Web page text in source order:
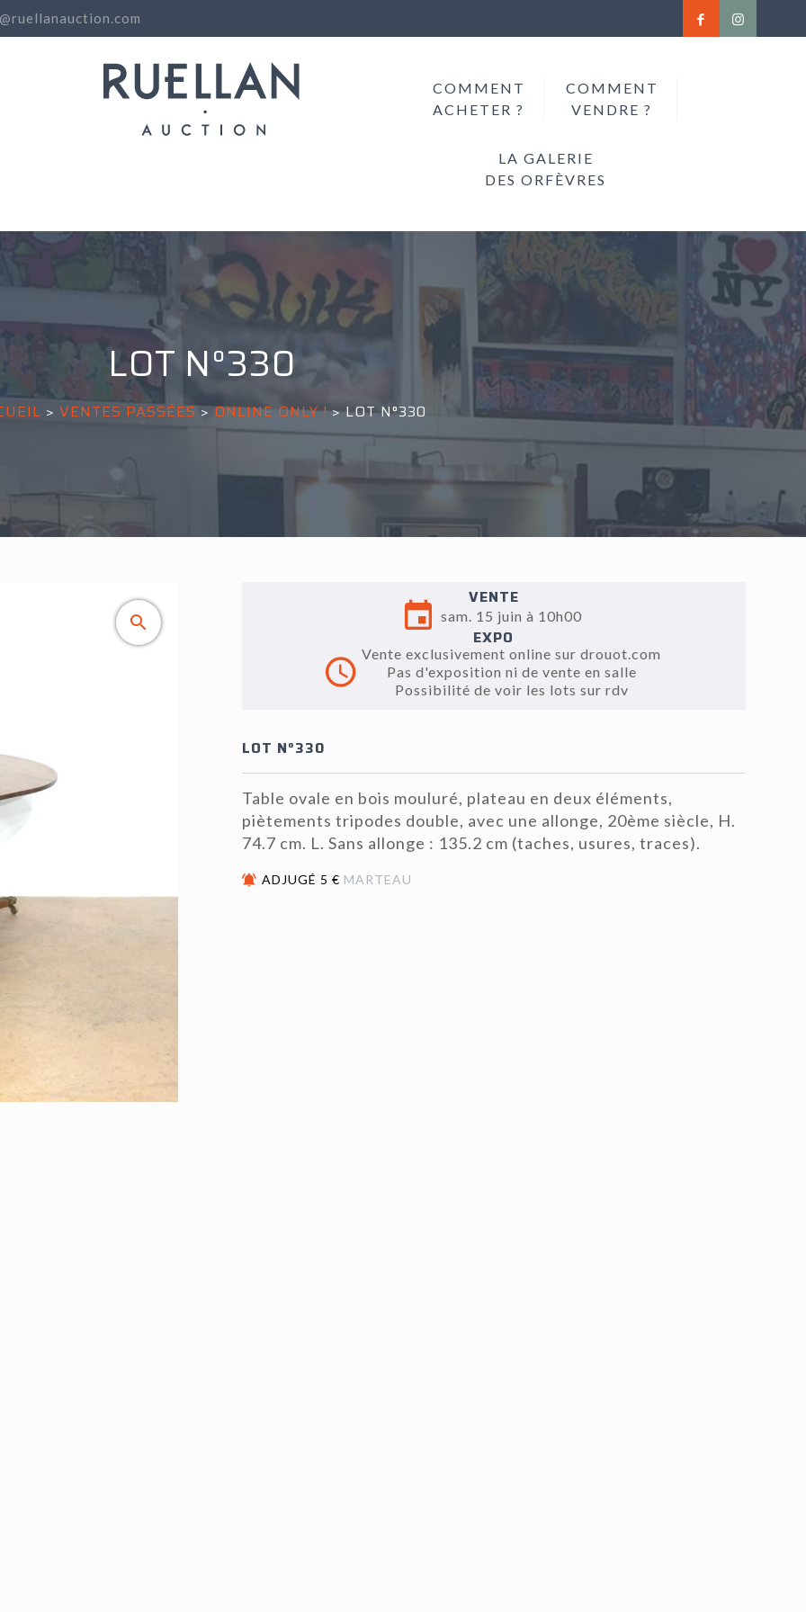
COMMENT
ACHETER ?
COMMENT
VENDRE ?
LA GALERIE
DES ORFÈVRES
LOT N°330
> VENTES PASSÉES>ONLINE ONLY !>LOT N°330
VENTE
sam. 15 juin à 10h00
EXPO
Vente exclusivement online sur drouot.com
Pas d'exposition ni de vente en salle
Possibilité de voir les lots sur rdv
LOT N°330
Table ovale en bois mouluré, plateau en deux éléments,
piètements tripodes double, avec une allonge, 20ème siècle, H.
74.7 cm. L. Sans allonge : 135.2 cm (taches, usures, traces).
ADJUGÉ 5 € MARTEAU